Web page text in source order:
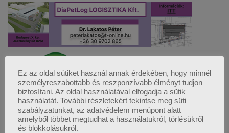
Ez az oldal sütiket használ annak érdekében, hogy minnél
személyreszabottabb és reszponzívabb élményt tudjon
biztosítani. Az oldal használatával elfogadja a sütik
használatát. További részletekért tekintse meg süti
szabályzatunkat, az adatvédelem menüpont alatt
amelyből többet megtudhat a használatukról, törlésükről
és blokkolásukról.